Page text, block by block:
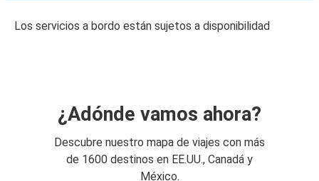
Los servicios a bordo están sujetos a disponibilidad
¿Adónde vamos ahora?
Descubre nuestro mapa de viajes con más
de 1600 destinos en EE.UU., Canadá y
México.